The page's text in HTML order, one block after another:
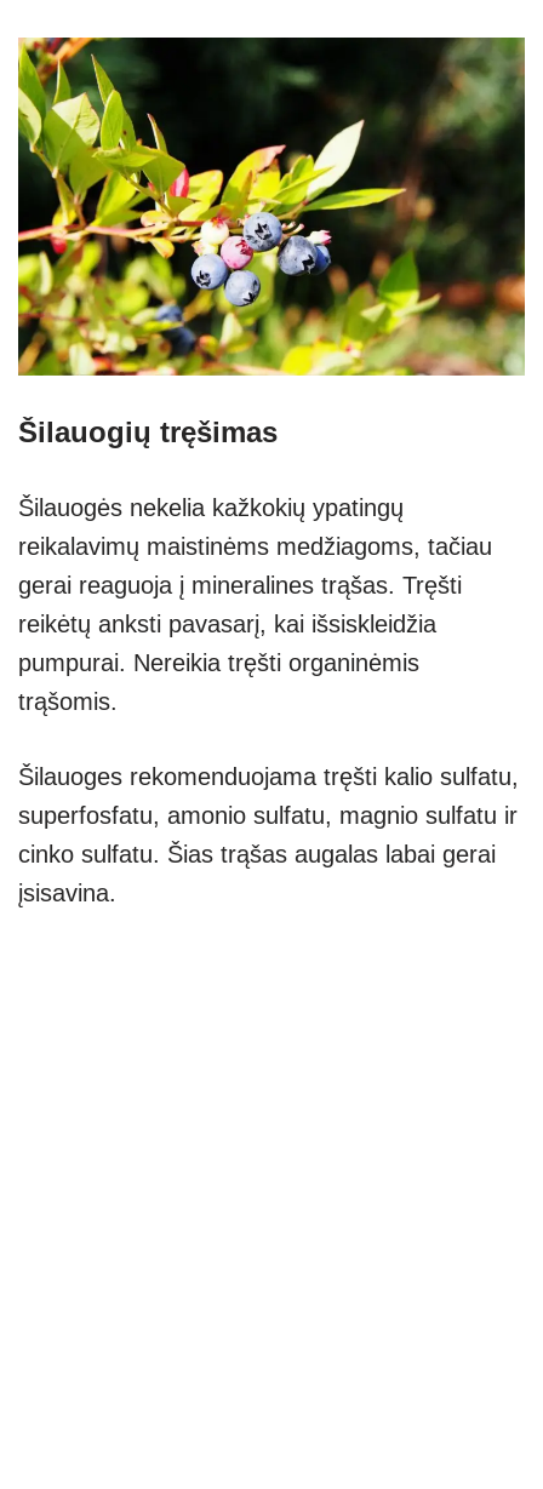
Šilauogių tręšimas
Šilauogės nekelia kažkokių ypatingų
reikalavimų maistinėms medžiagoms, tačiau
gerai reaguoja į mineralines trąšas. Tręšti
reikėtų anksti pavasarį, kai išsiskleidžia
pumpurai. Nereikia tręšti organinėmis
trąšomis.
Šilauoges rekomenduojama tręšti kalio sulfatu,
superfosfatu, amonio sulfatu, magnio sulfatu ir
cinko sulfatu. Šias trąšas augalas labai gerai
įsisavina.